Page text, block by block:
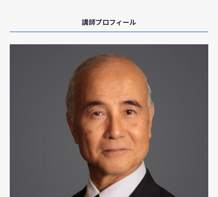
講師プロフィール